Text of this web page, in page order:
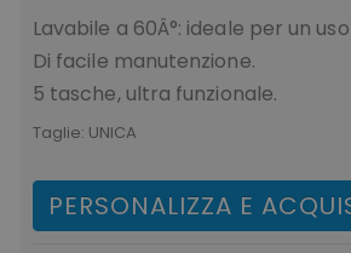
Lavabile a 60Â°: ideale per un
Di facile manutenzione.
5 tasche, ultra funzionale.
Taglie: UNICA
PERSONALIZZA E